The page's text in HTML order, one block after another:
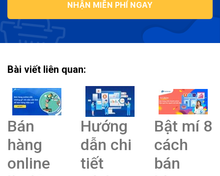
NHẬN MIỄN PHÍ NGAY
Bài viết liên quan:
Bán
hàng
online
Hướng
dẫn chi
tiết
Bật mí 8
cách
bán